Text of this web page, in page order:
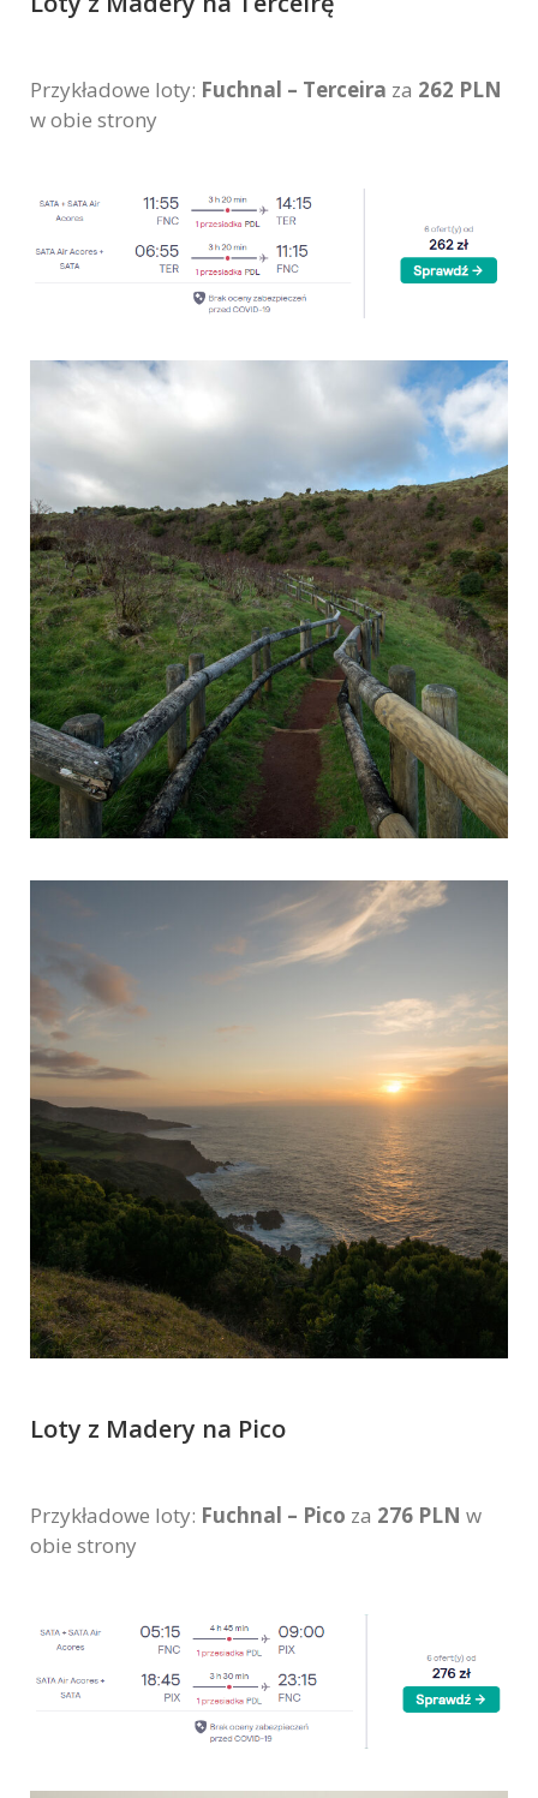
Przykładowe loty: Fuchnal – Terceira za 262 PLN
w obie strony
Loty z Madery na Pico
Przykładowe loty: Fuchnal – Pico za 276 PLN w
obie strony